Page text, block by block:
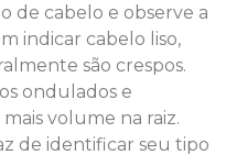
de cabelo e observe a
indicar cabelo liso,
são crespos.
ondulados e
volume na raiz.
de identificar seu tipo